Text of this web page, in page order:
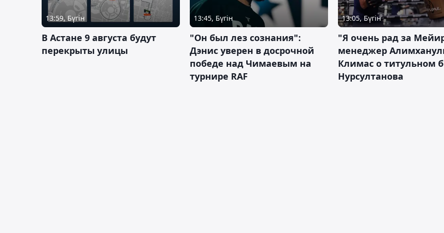
13:59, Бүгін
В Астане 9 августа будут
перекрыты улицы
13:45, Бүгін
"Он был лез сознания":
Дэнис уверен в досрочной
победе над Чимаевым на
турнире RAF
13:05, Бүгін
"Я очень рад за
менеджер
Климас о титульном
Нурсултанова